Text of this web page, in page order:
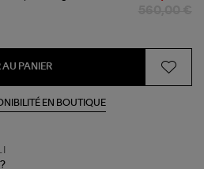
PANIER
EN BOUTIQUE